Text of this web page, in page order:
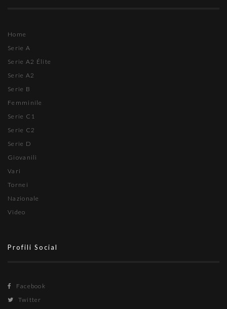
Home
Serie A
Serie A2 Élite
Serie A2
Serie B
Femminile
Serie C1
Serie C2
Serie D
Giovanili
Vari
Tornei
Nazionale
Video
Profili Social
Facebook
Twitter